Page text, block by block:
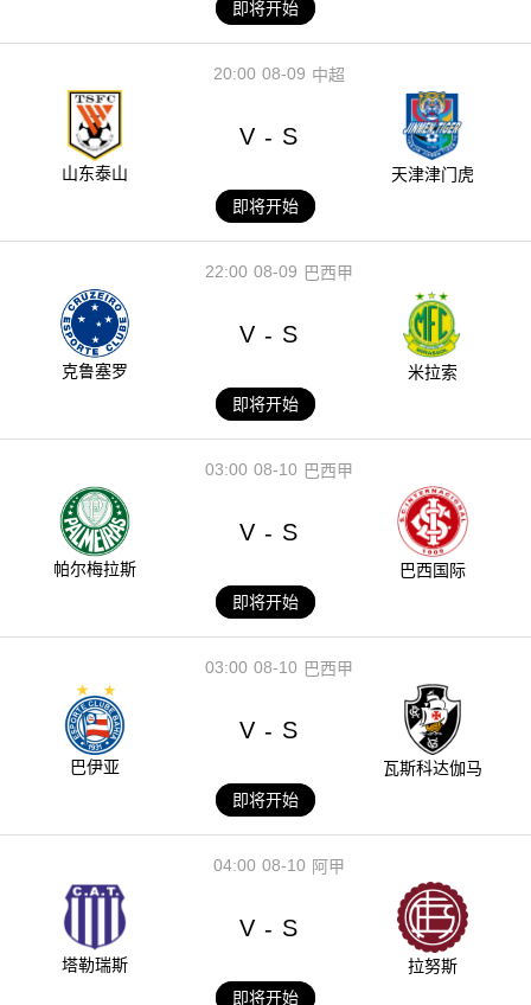
即将开始
08-09
20:00 中超
山东泰山
V - S
天津津门虎
即将开始
08-09
22:00 巴西甲
克鲁塞罗
V - S
米拉索
即将开始
08-10
03:00 巴西甲
帕尔梅拉斯
V - S
巴西国际
即将开始
08-10
03:00 巴西甲
巴伊亚
V - S
瓦斯科达伽马
即将开始
08-10
04:00 阿甲
塔勒瑞斯
V - S
拉努斯
即将开始